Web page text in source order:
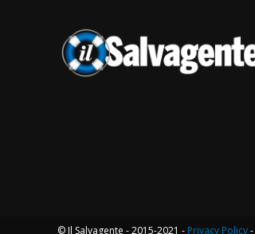
© Il Salvagente - 2015-2021 - Privacy Policy-